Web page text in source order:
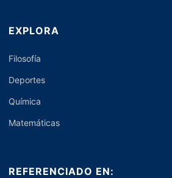
EXPLORA
Filosofía
Deportes
Química
Matemáticas
REFERENCIADO EN: